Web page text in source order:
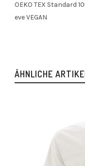
OEKO TEX Standard
eve VEGAN
ÄHNLICHE